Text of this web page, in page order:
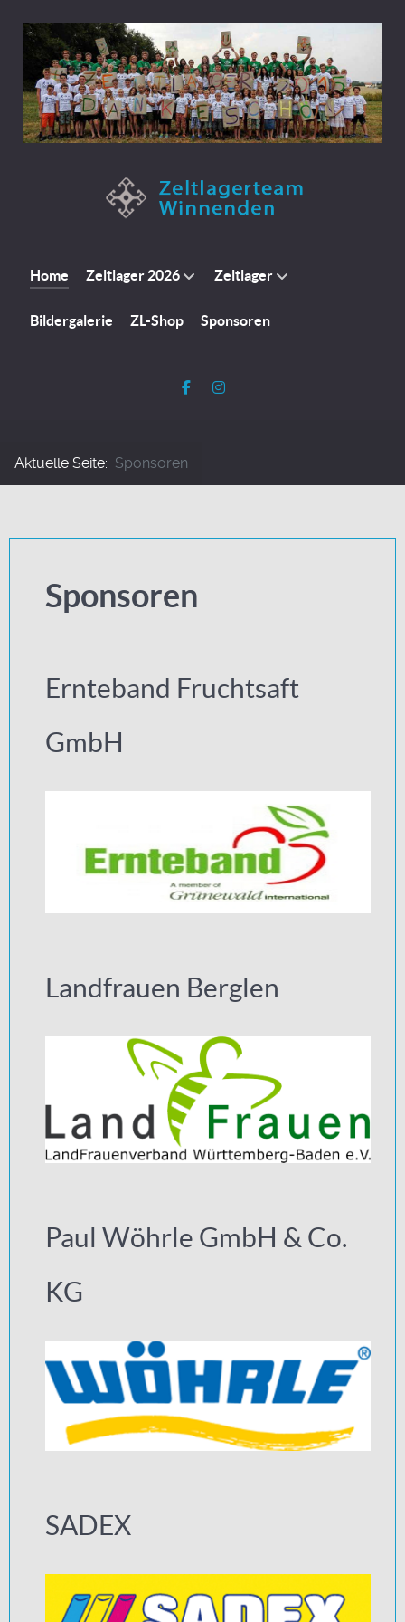
Home Zeltlager 2026 Zeltlager
Bildergalerie ZL-Shop Sponsoren
Aktuelle Seite: Sponsoren
Sponsoren
Ernteband Fruchtsaft
GmbH
Landfrauen Berglen
Paul Wöhrle GmbH & Co.
KG
SADEX